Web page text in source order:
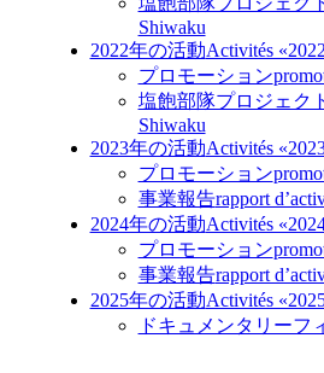
Shiwaku
2022年の活動Activités
プロモーション
塩飽部隊プロジェク
Shiwaku
2023年の活動Activités
プロモーション
事業報告rapport
2024年の活動Activités
プロモーション
事業報告rapport
2025年の活動Activités
ドキュメンタリーフ